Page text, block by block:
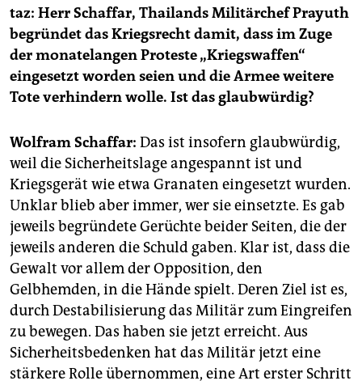
abo
genossenschaft
epaper login
taz: Herr Schaffar, Thailands Militärchef Prayuth
begründet das Kriegsrecht damit, dass im Zuge
der monatelangen Proteste „Kriegswaffen“
eingesetzt worden seien und die Armee weitere
Tote verhindern wolle. Ist das glaubwürdig?
Wolfram Schaffar: Das ist insofern glaubwürdig,
weil die Sicherheitslage angespannt ist und
Kriegsgerät wie etwa Granaten eingesetzt wurden.
Unklar blieb aber immer, wer sie einsetzte. Es gab
jeweils begründete Gerüchte beider Seiten, die der
jeweils anderen die Schuld gaben. Klar ist, dass die
Gewalt vor allem der Opposition, den
Gelbhemden, in die Hände spielt. Deren Ziel ist es,
durch Destabilisierung das Militär zum Eingreifen
zu bewegen. Das haben sie jetzt erreicht. Aus
Sicherheitsbedenken hat das Militär jetzt eine
stärkere Rolle übernommen, eine Art erster Schritt